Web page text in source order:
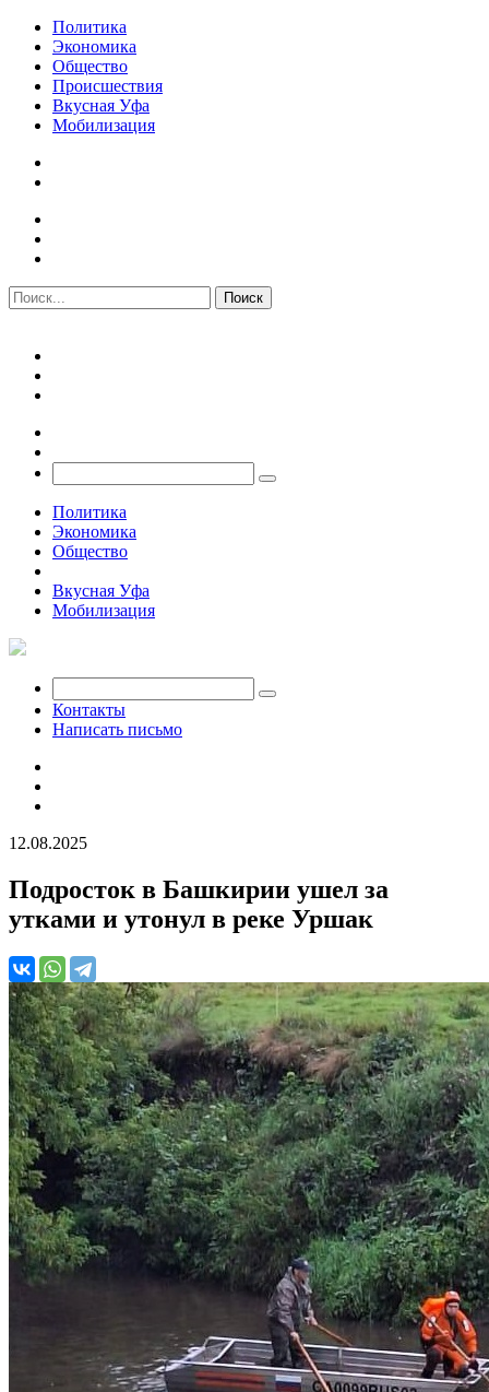
Политика
Экономика
Общество
Происшествия
Вкусная Уфа
Мобилизация
Политика
Экономика
Общество
Вкусная Уфа
Мобилизация
Контакты
Написать письмо
12.08.2025
Подросток в Башкирии ушел за
утками и утонул в реке Уршак